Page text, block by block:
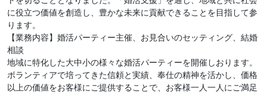
に役立つ価値を創造し、豊かな未来に貢献できることを目指して参
ります。
【業務内容】婚活パーティー主催、お見合いのセッティング、結婚
相談
地域に特化した大中小の様々な婚活パーティーを開催しおります。
ボランティアで培ってきた信頼と実績、奉仕の精神を活かし、価格
以上の価値をお客様にご提供することで、お客様一人一人にご満足